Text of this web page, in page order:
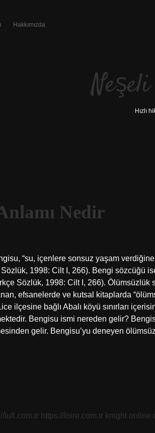
Hakkımızda
Hızlı
Nedir
“su, içenlere sonsuz yaşam
1998: Cilt I, 266). Bengi sözcüğü
Sözlük, 1998: Cilt I, 266). Ölümsüzlük
efsanelerde ve kutsal kitaplarda
ilçesine bağlı Abalı köyü sınırları
Bengisu ismi nereden gelir?
gelir. Bengisu’yu deneyen
lufi.com.tr https://loire.com.tr knight online